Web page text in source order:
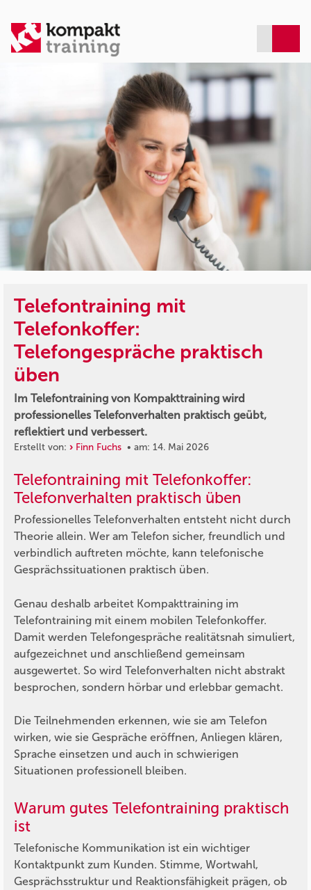
Telefontraining mit
Telefonkoffer:
Telefongespräche praktisch
üben
Im Telefontraining von Kompakttraining wird
professionelles Telefonverhalten praktisch geübt,
reflektiert und verbessert.
Erstellt von: Finn Fuchs • am: 14. Mai 2026
Telefontraining mit Telefonkoffer:
Telefonverhalten praktisch üben
Professionelles Telefonverhalten entsteht nicht durch
Theorie allein. Wer am Telefon sicher, freundlich und
verbindlich auftreten möchte, kann telefonische
Gesprächssituationen praktisch üben.
Genau deshalb arbeitet Kompakttraining im
Telefontraining mit einem mobilen Telefonkoffer.
Damit werden Telefongespräche realitätsnah simuliert,
aufgezeichnet und anschließend gemeinsam
ausgewertet. So wird Telefonverhalten nicht abstrakt
besprochen, sondern hörbar und erlebbar gemacht.
Die Teilnehmenden erkennen, wie sie am Telefon
wirken, wie sie Gespräche eröffnen, Anliegen klären,
Sprache einsetzen und auch in schwierigen
Situationen professionell bleiben.
Warum gutes Telefontraining praktisch
ist
Telefonische Kommunikation ist ein wichtiger
Kontaktpunkt zum Kunden. Stimme, Wortwahl,
Gesprächsstruktur und Reaktionsfähigkeit prägen, ob